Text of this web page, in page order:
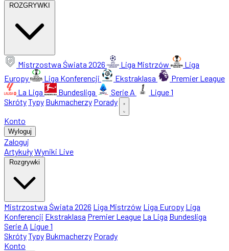
ROZGRYWKI
Mistrzostwa Świata 2026 Liga Mistrzów
Liga
Europy
Liga Konferencji Ekstraklasa
Premier League
La Liga
Bundesliga Serie A
Ligue 1
SkrótyTypy Bukmacherzy Porady
Konto
Wyloguj
Zaloguj
ArtykułyWyniki Live
Rozgrywki
Mistrzostwa Świata 2026 Liga Mistrzów Liga Europy Liga
Konferencji Ekstraklasa Premier League La Liga Bundesliga
Serie A Ligue 1
SkrótyTypy Bukmacherzy Porady
Konto